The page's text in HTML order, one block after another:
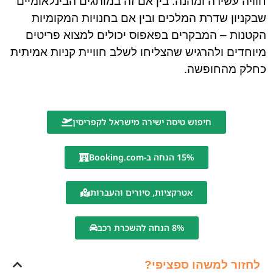
שבקניון שדרת המלכים ובין אם בחנויות המקומיות
הקטנות – המבקרים בפאפוס יכולים למצוא פריטים
מיוחדים ולהרגיש שהצליחו לשלב חוויית קניות אמיתית
כחלק מהחופשה.
חיפוש טיסה ישירה מישראל לקפריסין
15% הנחה ב-Booking.com
אטרקציות, סיורים והעברות
8% הנחה להשכרת רכב
לחזור למשהו ספציפי?